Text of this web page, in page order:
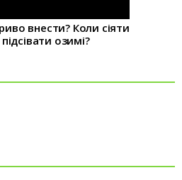
внести? Коли сіяти
озимі?